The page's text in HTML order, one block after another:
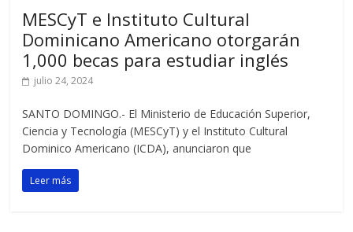
MESCyT e Instituto Cultural
Dominicano Americano otorgarán
1,000 becas para estudiar inglés
julio 24, 2024
SANTO DOMINGO.- El Ministerio de Educación Superior,
Ciencia y Tecnología (MESCyT) y el Instituto Cultural
Dominico Americano (ICDA), anunciaron que
Leer más